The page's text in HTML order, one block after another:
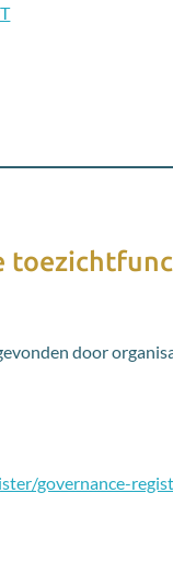
door
governance-